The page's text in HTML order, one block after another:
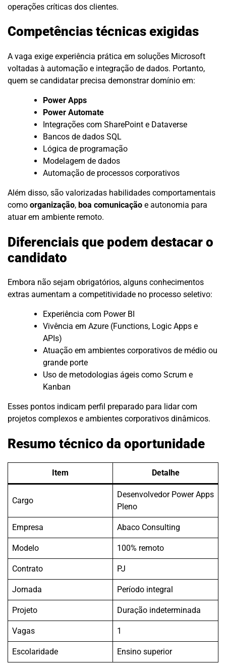
operações críticas dos clientes.
Competências técnicas exigidas
A vaga exige experiência prática em soluções Microsoft
voltadas à automação e integração de dados. Portanto,
quem se candidatar precisa demonstrar domínio em:
Power Apps
Power Automate
Integrações com SharePoint e Dataverse
Bancos de dados SQL
Lógica de programação
Modelagem de dados
Automação de processos corporativos
Além disso, são valorizadas habilidades comportamentais
como organização, boa comunicação e autonomia para
atuar em ambiente remoto.
Diferenciais que podem destacar o
candidato
Embora não sejam obrigatórios, alguns conhecimentos
extras aumentam a competitividade no processo seletivo:
Experiência com Power BI
Vivência em Azure (Functions, Logic Apps e
APIs)
Atuação em ambientes corporativos de médio ou
grande porte
Uso de metodologias ágeis como Scrum e
Kanban
Esses pontos indicam perfil preparado para lidar com
projetos complexos e ambientes corporativos dinâmicos.
Resumo técnico da oportunidade
Item Detalhe
Cargo
Desenvolvedor Power Apps
Pleno
Empresa Abaco Consulting
Modelo 100% remoto
Contrato PJ
Jornada Período integral
Projeto Duração indeterminada
Vagas 1
Escolaridade Ensino superior